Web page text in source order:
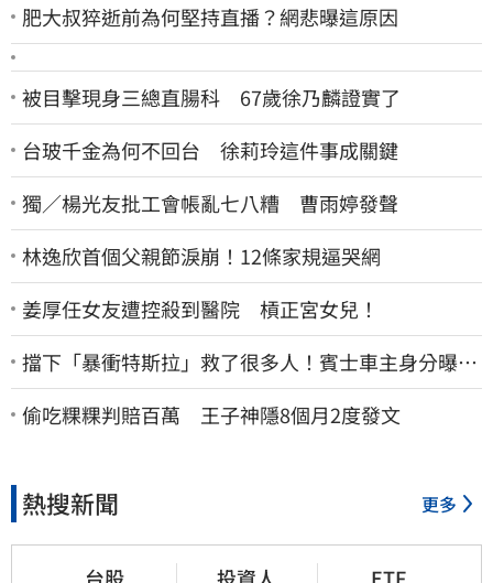
肥大叔猝逝前為何堅持直播？網悲曝這原因
被目擊現身三總直腸科 67歲徐乃麟證實了
台玻千金為何不回台 徐莉玲這件事成關鍵
獨／楊光友批工會帳亂七八糟 曹雨婷發聲
林逸欣首個父親節淚崩！12條家規逼哭網
姜厚任女友遭控殺到醫院 槓正宮女兒！
擋下「暴衝特斯拉」救了很多人！賓士車主身分曝…
他社群擁1.4萬追蹤
偷吃粿粿判賠百萬 王子神隱8個月2度發文
熱搜新聞 更多
台股 投資人 ETF